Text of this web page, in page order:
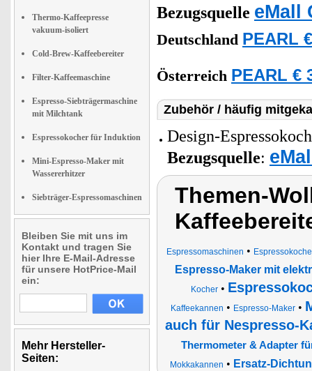
Thermo-Kaffeepresse
vakuum-isoliert
Cold-Brew-Kaffeebereiter
Filter-Kaffeemaschine
Espresso-Siebträgermaschine
mit Milchtank
Espressokocher für Induktion
Mini-Espresso-Maker mit
Wassererhitzer
Siebträger-Espressomaschinen
Bleiben Sie mit uns im
Kontakt und tragen Sie
hier Ihre E-Mail-Adresse
für unsere HotPrice-Mail
ein:
Mehr Hersteller-
Seiten:
Bezugsquelle eMall
Deutschland PEARL
Österreich PEARL €
Zubehör / häufig
Design-
Bezugsquelle:
Themen-
Espressomaschinen •
Espresso-Maker mit
Kocher•
Kaffeekannen • Espresso-Maker•
auch für Nespresso-
Thermometer & Adapter
Mokkakannen • Ersatz-